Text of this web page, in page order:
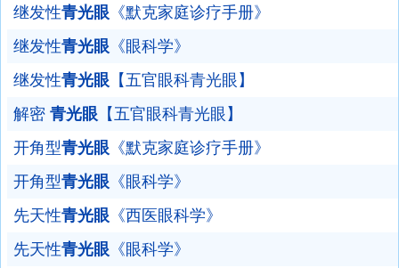
继发性青光眼 《默克家庭诊疗手册》
继发性青光眼 《眼科学》
继发性青光眼 【五官眼科青光眼】
解密 青光眼 【五官眼科青光眼】
开角型青光眼 《默克家庭诊疗手册》
开角型青光眼 《眼科学》
先天性青光眼 《西医眼科学》
先天性青光眼 《眼科学》